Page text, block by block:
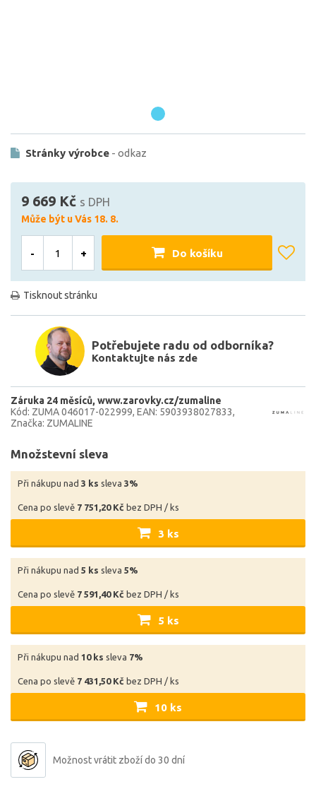
Stránky výrobce - odkaz
9 669 Kč s DPH
Může být u Vás 18. 8.
- + Do košíku
Tisknout stránku
Potřebujete radu od odborníka?
Kontaktujte nás zde
Záruka 24 měsíců www.zarovky.cz/zumaline
Kód: ZUMA 046017-022999 EAN: 5903938027833
Značka: ZUMALINE
Množstevní sleva
Při nákupu nad 3 ks sleva 3%
Cena po slevě 7 751,20 Kč bez DPH / ks
3 ks
Při nákupu nad 5 ks sleva 5%
Cena po slevě 7 591,40 Kč bez DPH / ks
5 ks
Při nákupu nad 10 ks sleva 7%
Cena po slevě 7 431,50 Kč bez DPH / ks
10 ks
Možnost vrátit zboží do 30 dní